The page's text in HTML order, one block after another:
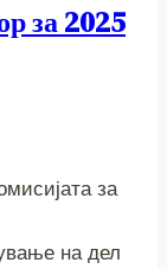
за 2025
за
на дел